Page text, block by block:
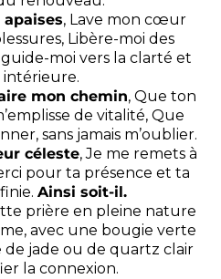
, Lave mon cœur
Libère-moi des
moi vers la clarté et
intérieure.
mon chemin, Que ton
de vitalité, Que
sans jamais m’oublier.
céleste, Je me remets à
pour ta présence et ta
Ainsi soit-il.
prière en pleine nature
avec une bougie verte
jade ou de quartz clair
la connexion.